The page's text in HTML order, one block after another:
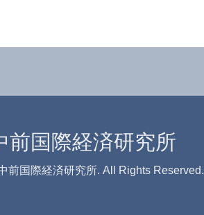
前国際経済研究所
前国際経済研究所. All Rights Reserved.